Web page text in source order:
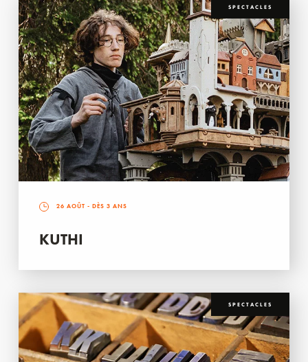
SPECTACLES
26 AOÛT - DÈS 3 ANS
KUTHI
SPECTACLES